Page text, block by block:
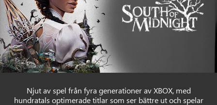
Njut av spel från fyra generationer av XBOX, med
hundratals optimerade titlar som ser bättre ut och spelar